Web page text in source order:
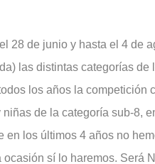
28 de junio y hasta el 4 de
las distintas categorías
los años la competición
niñas de la categoría sub-8,
en los últimos 4 años no
ocasión sí lo haremos. Será